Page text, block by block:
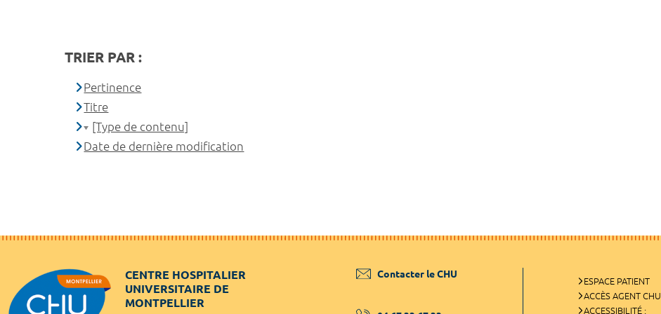
TRIER PAR :
Pertinence
Titre
[Type de contenu]
Date de dernière modification
CENTRE HOSPITALIER
UNIVERSITAIRE DE
MONTPELLIER
Contacter le CHU
ESPACE PATIENT
ACCÈS AGENT CHU
ACCESSIBILITÉ :